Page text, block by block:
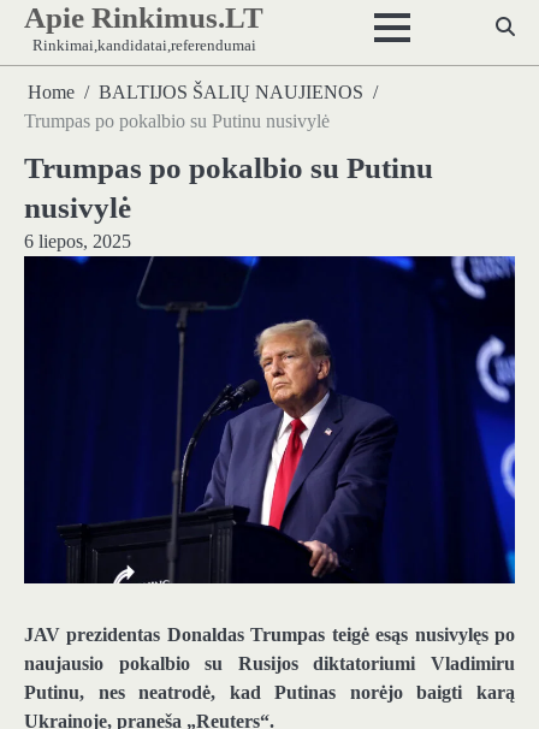
Skip
content
Apie Rinkimus.LT
Rinkimai,kandidatai,referendumai
Home
BALTIJOS ŠALIŲ NAUJIENOS
Trumpas po pokalbio su Putinu nusivylė
Trumpas po pokalbio su Putinu
nusivylė
6 liepos, 2025
JAV prezidentas Donaldas Trumpas teigė esąs nusivylęs po
naujausio pokalbio su Rusijos diktatoriumi Vladimiru
Putinu, nes neatrodė, kad Putinas norėjo baigti karą
Ukrainoje, praneša „Reuters“.